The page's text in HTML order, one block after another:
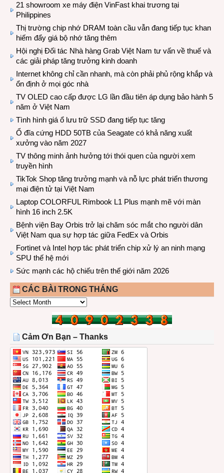
21 showroom xe máy điện VinFast khai trương tại
Philippines
Thị trường chip nhớ DRAM toàn cầu vẫn đang tiếp tục khan
hiếm đẩy giá bộ nhớ tăng thêm
Hội nghị Đối tác Nhà hàng Grab Việt Nam tư vấn về thuế và
các giải pháp tăng trưởng kinh doanh
Internet không chỉ cần nhanh, mà còn phải phủ rộng khắp và
ổn định ở mọi góc nhà
TV OLED cao cấp được LG lần đầu tiên áp dụng bảo hành 5
năm ở Việt Nam
Tình hình giá ổ lưu trữ SSD đang tiếp tục tăng
Ổ đĩa cứng HDD 50TB của Seagate có khả năng xuất
xưởng vào năm 2027
TV thông minh ảnh hưởng tới thói quen của người xem
truyền hình
TikTok Shop tăng trưởng mạnh và nỗ lực phát triển thương
mại điện tử tại Việt Nam
Laptop COLORFUL Rimbook L1 Plus mạnh mẽ với màn
hình 16 inch 2.5K
Bệnh viện Bay Orbis trở lại chăm sóc mắt cho người dân
Việt Nam qua sự hợp tác giữa FedEx và Orbis
Fortinet và Intel hợp tác phát triển chip xử lý an ninh mạng
SPU thế hệ mới
Sức mạnh các hộ chiếu trên thế giới năm 2026
CÁC BÀI TRONG THÁNG
CÁC
THÁNG
Cảm Ơn Bạn – Thanks